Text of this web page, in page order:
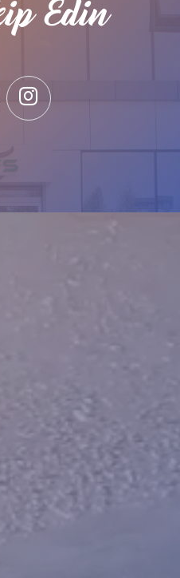
Edin
İletişim
Sk No:13G 42050
Katkı Maddeleri Ltd. Sti.